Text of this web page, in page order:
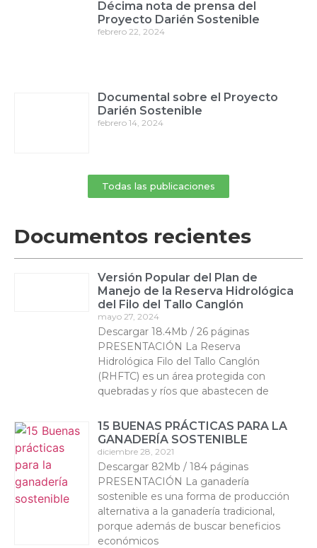
Décima nota de prensa del
Proyecto Darién Sostenible
febrero 22, 2024
Documental sobre el Proyecto
Darién Sostenible
febrero 14, 2024
Todas las publicaciones
Documentos recientes
Versión Popular del Plan de
Manejo de la Reserva Hidrológica
del Filo del Tallo Canglón
mayo 27, 2024
Descargar 18.4Mb / 26 páginas
PRESENTACIÓN La Reserva
Hidrológica Filo del Tallo Canglón
(RHFTC) es un área protegida con
quebradas y ríos que abastecen de
15 BUENAS PRÁCTICAS PARA LA
GANADERÍA SOSTENIBLE
diciembre 28, 2021
Descargar 82Mb / 184 páginas
PRESENTACIÓN La ganadería
sostenible es una forma de producción
alternativa a la ganadería tradicional,
porque además de buscar beneficios
económicos